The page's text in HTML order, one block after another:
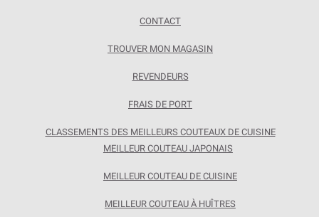
CONTACT
TROUVER MON MAGASIN
REVENDEURS
FRAIS DE PORT
CLASSEMENTS DES MEILLEURS COUTEAUX DE CUISINE
MEILLEUR COUTEAU JAPONAIS
MEILLEUR COUTEAU DE CUISINE
MEILLEUR COUTEAU À HUÎTRES